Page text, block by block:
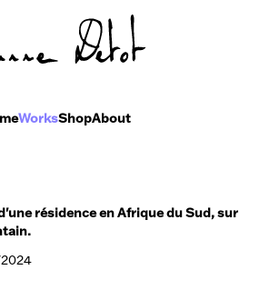
WorksShopAbout
résidence en Afrique du Sud, sur